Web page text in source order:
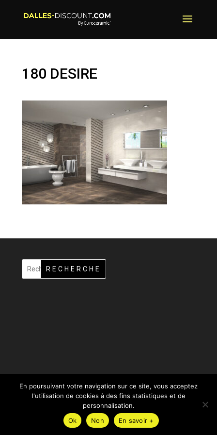
180 DESIRE
RECHERCHE
Elegant Themes| Propulsé par
En poursuivant votre navigation sur ce site, vous acceptez
l'utilisation de cookies à des fins statistiques et de
personnalisation.
Ok
Non En savoir +